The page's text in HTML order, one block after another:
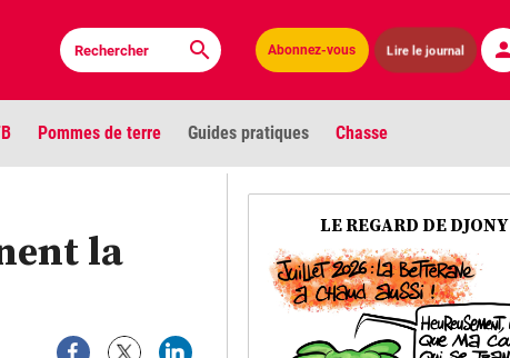
Abonnez-vous Lire le journal
Pommes de terre Guides pratiques Chasse
PLUS
Anciens numéros
Biocarburants
la LE REGARD DE DJONY